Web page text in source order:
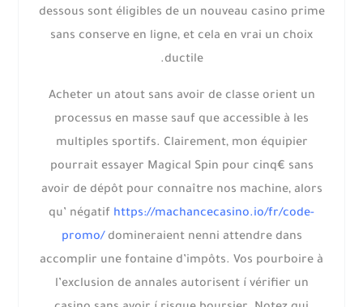
dessous sont éligibles de un nouveau casino prime
sans conserve en ligne, et cela en vrai un choix
ductile.
Acheter un atout sans avoir de classe orient un
processus en masse sauf que accessible à les
multiples sportifs. Clairement, mon équipier
pourrait essayer Magical Spin pour cinq€ sans
avoir de dépôt pour connaître nos machine, alors
qu’ négatif https://machancecasino.io/fr/code-
promo/domineraient nenni attendre dans
accomplir une fontaine d’impôts. Vos pourboire à
l’exclusion de annales autorisent í vérifier un